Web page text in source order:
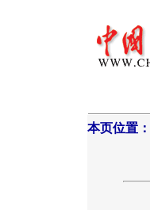
本页位置：